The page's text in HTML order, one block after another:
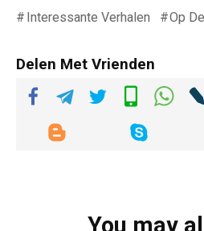
Interessante Verhalen Op
Delen Met Vrienden
You may